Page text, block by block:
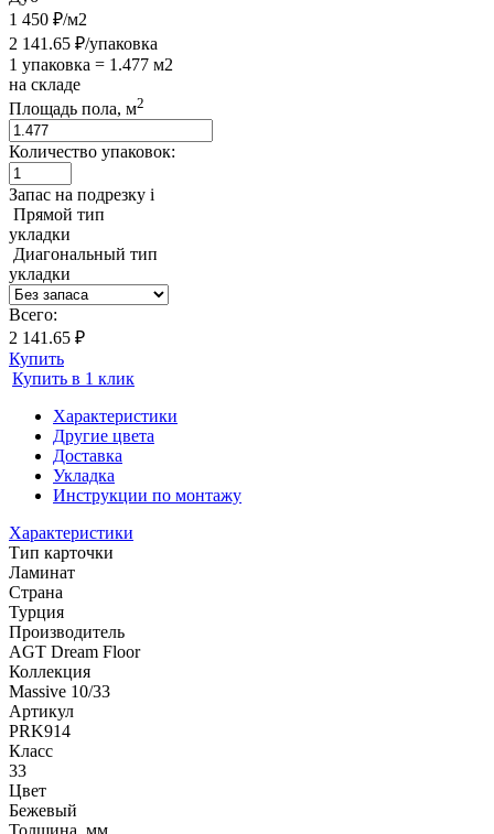
1 450 ₽/м2
2 141.65 ₽/упаковка
1 упаковка = 1.477 м2
на складе
Площадь пола, м2
Количество упаковок:
Запас на подрезку i
Прямой тип
укладки
Диагональный тип
укладки
Всего:
2 141.65 ₽
Купить
Купить в 1 клик
Характеристики
Другие цвета
Доставка
Укладка
Инструкции по монтажу
Характеристики
Тип карточки
Ламинат
Страна
Турция
Производитель
AGT Dream Floor
Коллекция
Massive 10/33
Артикул
PRK914
Класс
33
Цвет
Бежевый